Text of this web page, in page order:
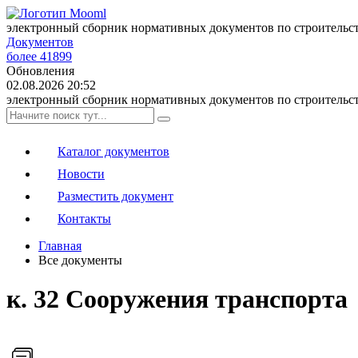
электронный сборник нормативных документов по
Документов
более 41899
Обновления
02.08.2026 20:52
электронный сборник нормативных документов по
Каталог документов
Новости
Разместить документ
Контакты
Главная
Все документы
к. 32 Сооружения транспорта